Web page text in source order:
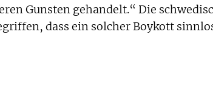
Gunsten gehandelt.“ Die
dass ein solcher Boykott